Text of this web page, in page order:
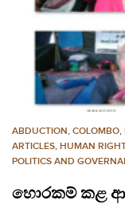
ABDUCTION, COLOMBO,
ARTICLES, HUMAN
POLITICS AND
හොරකම් කළ